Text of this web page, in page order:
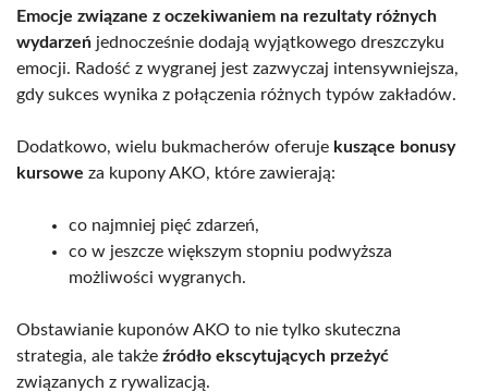
Emocje związane z oczekiwaniem na rezultaty różnych
wydarzeń jednocześnie dodają wyjątkowego dreszczyku
emocji. Radość z wygranej jest zazwyczaj intensywniejsza,
gdy sukces wynika z połączenia różnych typów zakładów.
Dodatkowo, wielu bukmacherów oferuje kuszące bonusy
kursowe za kupony AKO, które zawierają:
co najmniej pięć zdarzeń,
co w jeszcze większym stopniu podwyższa
możliwości wygranych.
Obstawianie kuponów AKO to nie tylko skuteczna
strategia, ale także źródło ekscytujących przeżyć
związanych z rywalizacją.